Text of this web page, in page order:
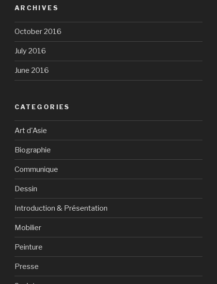
ARCHIVES
October 2016
July 2016
June 2016
CATEGORIES
Art d'Asie
Biographie
Communique
Dessin
Introduction & Présentation
Mobilier
Peinture
Presse